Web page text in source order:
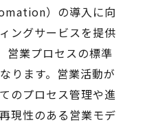
）の導入に向
ングサービスを提供
営業プロセスの標準
ります。営業活動が
のプロセス管理や進
現性のある営業モデ